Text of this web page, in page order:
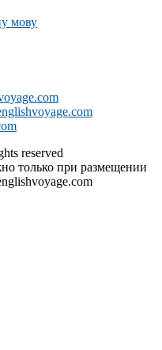
мову
reserved
только при размещении